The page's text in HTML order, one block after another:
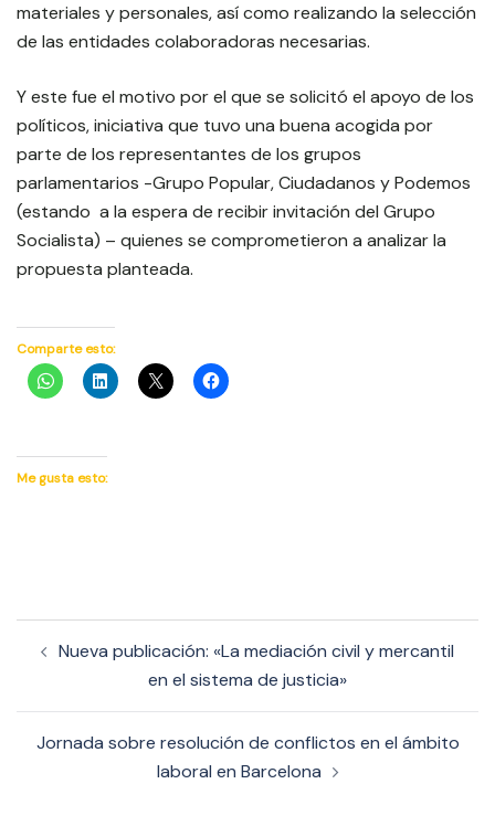
materiales y personales, así como realizando la selección
de las entidades colaboradoras necesarias.
Y este fue el motivo por el que se solicitó el apoyo de los
políticos, iniciativa que tuvo una buena acogida por
parte de los representantes de los grupos
parlamentarios -Grupo Popular, Ciudadanos y Podemos
(estando a la espera de recibir invitación del Grupo
Socialista) – quienes se comprometieron a analizar la
propuesta planteada.
Comparte esto:
Me gusta esto:
de Nueva publicación: «La mediación civil y mercantil
en el sistema de justicia»
Jornada sobre resolución de conflictos en el ámbito
laboral en Barcelona